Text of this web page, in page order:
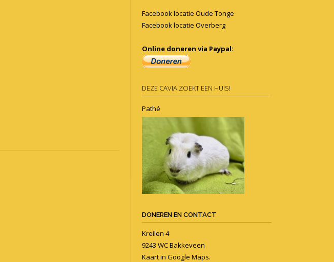
Facebook locatie Oude Tonge
Facebook locatie Overberg
Online doneren via Paypal:
DEZE CAVIA ZOEKT EEN HUIS!
Pathé
DONEREN EN CONTACT
Kreilen 4
9243 WC Bakkeveen
Kaart in Google Maps.